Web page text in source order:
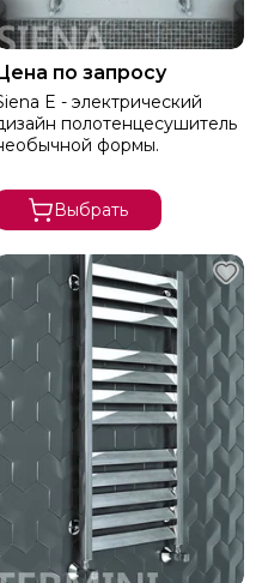
по запросу
E - электрический
полотенцесушитель
формы.
Выбрать